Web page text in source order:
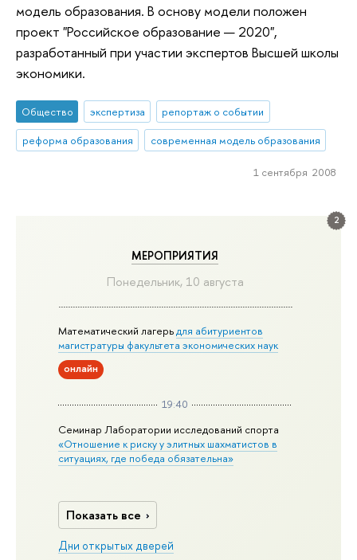
2
МЕРОПРИЯТИЯ
Понедельник, 10 августа
Математический лагерьдля абитуриентов
магистратуры факультета экономических наук
онлайн
19:40
Семинар Лаборатории исследований спорта
«Отношение к риску у элитных шахматистов в
ситуациях, где победа обязательна»
Показать все
Дни открытых дверей
модель образования. В основу модели положен
проект "Российское образование — 2020",
разработанный при участии экспертов Высшей школы
экономики.
Общество экспертиза
репортаж о событии
реформа образования
современная модель образования
1 сентября 2008